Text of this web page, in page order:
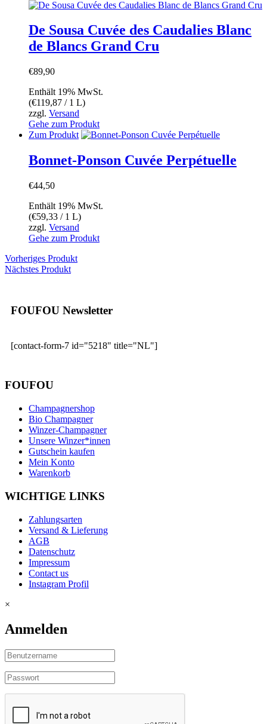
De Sousa Cuvée des Caudalies Blanc
de Blancs Grand Cru
€89,90
Enthält 19% MwSt.
(€119,87 / 1 L)
zzgl. Versand
Gehe zum Produkt
Zum Produkt
Bonnet-Ponson Cuvée Perpétuelle
€44,50
Enthält 19% MwSt.
(€59,33 / 1 L)
zzgl. Versand
Gehe zum Produkt
Vorheriges Produkt
Nächstes Produkt
FOUFOU Newsletter
[contact-form-7 id="5218" title="NL"]
FOUFOU
Champagnershop
Bio Champagner
Winzer-Champagner
Unsere Winzer*innen
Gutschein kaufen
Mein Konto
Warenkorb
WICHTIGE LINKS
Zahlungsarten
Versand & Lieferung
AGB
Datenschutz
Impressum
Contact us
Instagram Profil
×
Anmelden